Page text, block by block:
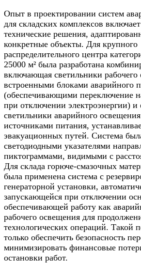
Опыт в проектировании систем
для складских комплексов
технические решения,
конкретные объекты. Для крупного
распределительного центра
25000 м² была разработана
включающая светильники рабочего
встроенными блоками аварийного
(обеспечивающими переключение
при отключении электроэнергии) и
светильники аварийного
источниками питания,
эвакуационных путей. Система
светодиодными указателями
пиктограммами, видимыми с
Для склада горюче-смазочных
была применена система с
генераторной установки,
запускающейся при отключении
обеспечивающей работу как
рабочего освещения для
технологических операций. Такой
только обеспечить безопасность
минимизировать финансовые
остановки работ.